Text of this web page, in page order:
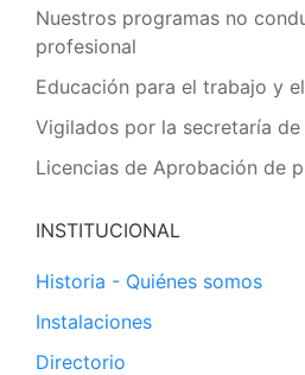
Nuestros programas no
profesional
Educación para el trabajo y
Vigilados por la secretaría de
Licencias de Aprobación de
INSTITUCIONAL
Historia - Quiénes somos
Instalaciones
Directorio